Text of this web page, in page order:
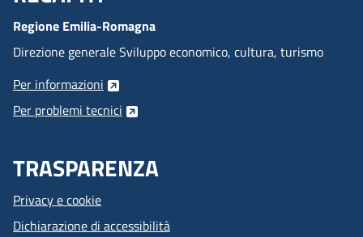
Regione Emilia-Romagna
Direzione generale Sviluppo economico, cultura, turismo
Per informazioni
Per problemi tecnici
TRASPARENZA
Privacy e cookie
Dichiarazione di accessibilità